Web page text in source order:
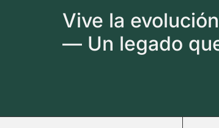
Vive la
— Un legado